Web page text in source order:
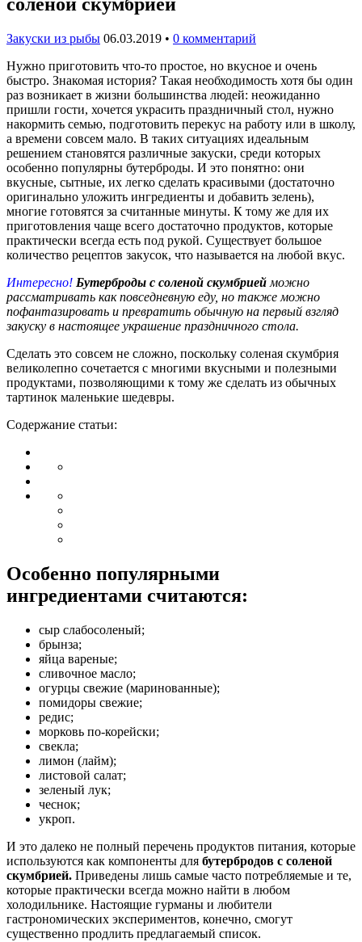
Закуски из рыбы 06.03.2019 • 0 комментарий
Нужно приготовить что-то простое, но вкусное и очень
быстро. Знакомая история? Такая необходимость хотя бы один
раз возникает в жизни большинства людей: неожиданно
пришли гости, хочется украсить праздничный стол, нужно
накормить семью, подготовить перекус на работу или в школу,
а времени совсем мало. В таких ситуациях идеальным
решением становятся различные закуски, среди которых
особенно популярны бутерброды. И это понятно: они
вкусные, сытные, их легко сделать красивыми (достаточно
оригинально уложить ингредиенты и добавить зелень),
многие готовятся за считанные минуты. К тому же для их
приготовления чаще всего достаточно продуктов, которые
практически всегда есть под рукой. Существует большое
количество рецептов закусок, что называется на любой вкус.
Интересно! Бутерброды с соленой скумбрией можно
рассматривать как повседневную еду, но также можно
пофантазировать и превратить обычную на первый взгляд
закуску в настоящее украшение праздничного стола.
Сделать это совсем не сложно, поскольку соленая скумбрия
великолепно сочетается с многими вкусными и полезными
продуктами, позволяющими к тому же сделать из обычных
тартинок маленькие шедевры.
Содержание статьи:
Особенно популярными
ингредиентами считаются:
сыр слабосоленый;
брынза;
яйца вареные;
сливочное масло;
огурцы свежие (маринованные);
помидоры свежие;
редис;
морковь по-корейски;
свекла;
лимон (лайм);
листовой салат;
зеленый лук;
чеснок;
укроп.
И это далеко не полный перечень продуктов питания, которые
используются как компоненты для бутербродов с соленой
скумбрией. Приведены лишь самые часто потребляемые и те,
которые практически всегда можно найти в любом
холодильнике. Настоящие гурманы и любители
гастрономических экспериментов, конечно, смогут
существенно продлить предлагаемый список.